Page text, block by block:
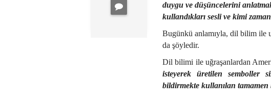
duygu ve düşüncelerini
kullandıkları sesli ve kimi
Bugünkü anlamıyla, dil bilim ile
da şöyledir.
Dil bilimi ile uğraşanlardan
isteyerek üretilen semboller
bildirmekte kullanılan